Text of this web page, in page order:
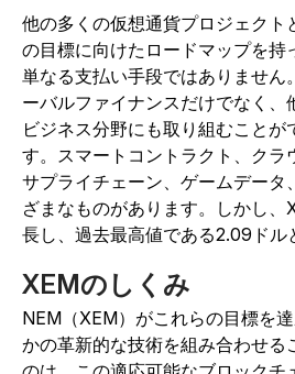
他の多くの仮想通貨プロジェクト
の目標に向けたロードマップを持
単なる支払い手段ではありません
ーバルファイナンスだけでなく、
ビジネス分野にも取り組むことが
す。スマートコントラクト、クラ
サプライチェーン、ゲームデータ
ざまなものがあります。しかし
長し、過去最高値である2.09ドル
XEMのしくみ
NEM（XEM）がこれらの目標を
かの革新的な技術を組み合わせる